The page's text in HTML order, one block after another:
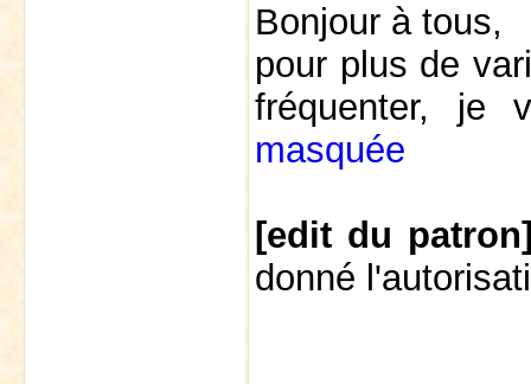
Bonjour à tous,
pour plus de
fréquenter,
masquée
[edit du
donné